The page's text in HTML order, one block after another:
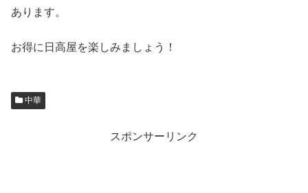
あります。
お得に日高屋を楽しみましょう！
中華
スポンサーリンク